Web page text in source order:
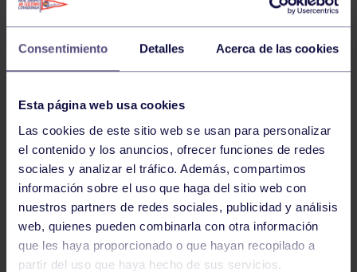
Consentimiento Detalles Acerca de las cookies
Esta página web usa cookies
Las cookies de este sitio web se usan para personalizar
el contenido y los anuncios, ofrecer funciones de redes
sociales y analizar el tráfico. Además, compartimos
información sobre el uso que haga del sitio web con
nuestros partners de redes sociales, publicidad y análisis
web, quienes pueden combinarla con otra información
que les haya proporcionado o que hayan recopilado a
partir del uso que haya hecho de sus servicios.
DANIEL
SUAREZ PAZOS
Entrenador
LA PLANTILLA
DANIEL MENENDEZ SANCHEZ
NICOLAS MENENDEZ SANCHEZ